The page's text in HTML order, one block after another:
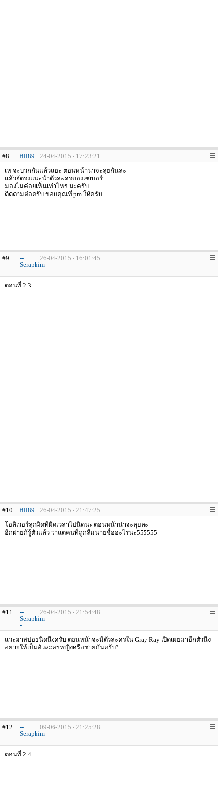
#8 fill89
24-04-2015 - 17:23:21
เห จะบวกกันแล้วแฮะ ตอนหน้าน่าจะลุยกันละ
แล้วก้ตรงแนะนำตัวละครของเซเบอร์
มองไม่ค่อยเห็นเท่าไหร่ นะครับ
ติดตามต่อครับ ขอบคุณที่ pm ให้ครับ
#9
--
Seraphim-
-
26-04-2015 - 16:01:45
ตอนที่ 2.3
#10 fill89
26-04-2015 - 21:47:25
โอลิเวอร์ลุกผิดที่ผิดเวลาไปนิดนะ ตอนหน้าน่าจะลุยละ
อีกฝ่ายก้รู้ตัวแล้ว ว่าแต่คนที่ถูกลืมนายชื่ออะไรนะ555555
#11
--
Seraphim-
-
26-04-2015 - 21:54:48
แวะมาสปอยนิดนึงครับ ตอนหน้าจะมีตัวละครใน Gray Ray เปิดเผยมาอีกตัวนึง
อยากให้เป็นตัวละครหญิงหรือชายกันครับ?
#12
--
Seraphim-
-
09-06-2015 - 21:25:28
ตอนที่ 2.4